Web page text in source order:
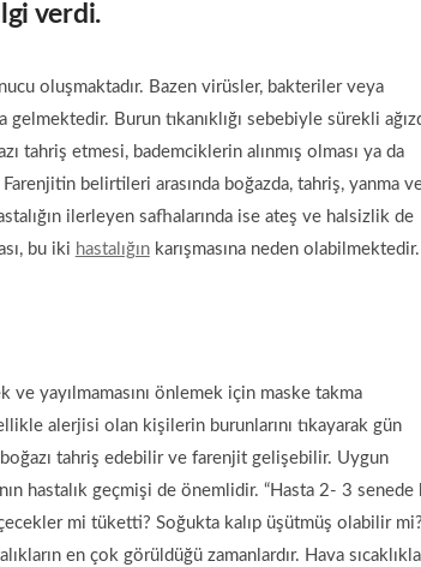
verdi.
oluşmaktadır. Bazen virüsler, bakteriler veya
Burun tıkanıklığı sebebiyle sürekli
tahriş etmesi, bademciklerin alınmış olması ya da
belirtileri arasında boğazda, tahriş, yanma
ilerleyen safhalarında ise ateş ve halsizlik de
bu iki hastalığınkarışmasına neden olabilmektedir.
yayılmamasını önlemek için maske takma
alerjisi olan kişilerin burunlarını tıkayarak gün
boğazı tahriş edebilir ve farenjit gelişebilir. Uygun
hastalık geçmişi de önemlidir. “Hasta 2- 3 senede
mi tüketti? Soğukta kalıp üşütmüş olabilir
en çok görüldüğü zamanlardır. Hava